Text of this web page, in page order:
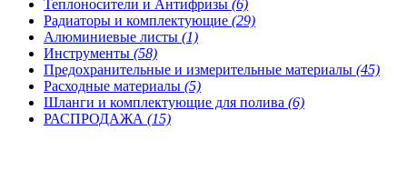
Теплоносители и Антифризы (6)
Радиаторы и комплектующие (29)
Алюминиевые листы (1)
Инструменты (58)
Предохранительные и измерительные материалы (45)
Расходные материалы (5)
Шланги и комплектующие для полива (6)
РАСПРОДАЖА (15)